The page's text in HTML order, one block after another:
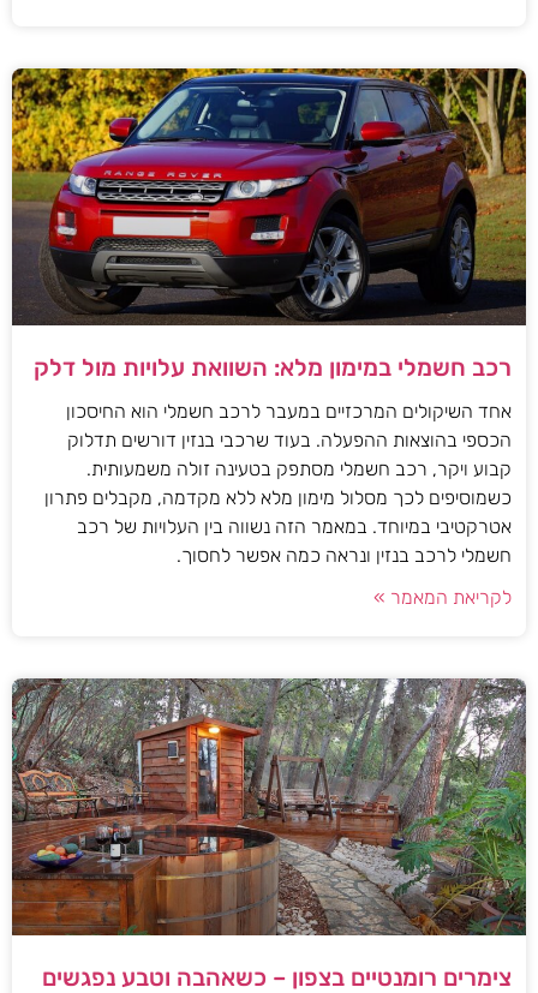
רכב חשמלי במימון מלא: השוואת עלויות מול דלק
אחד השיקולים המרכזיים במעבר לרכב חשמלי הוא החיסכון
הכספי בהוצאות ההפעלה. בעוד שרכבי בנזין דורשים תדלוק
קבוע ויקר, רכב חשמלי מסתפק בטעינה זולה משמעותית.
כשמוסיפים לכך מסלול מימון מלא ללא מקדמה, מקבלים פתרון
אטרקטיבי במיוחד. במאמר הזה נשווה בין העלויות של רכב
חשמלי לרכב בנזין ונראה כמה אפשר לחסוך.
לקריאת המאמר »
צימרים רומנטיים בצפון – כשאהבה וטבע נפגשים